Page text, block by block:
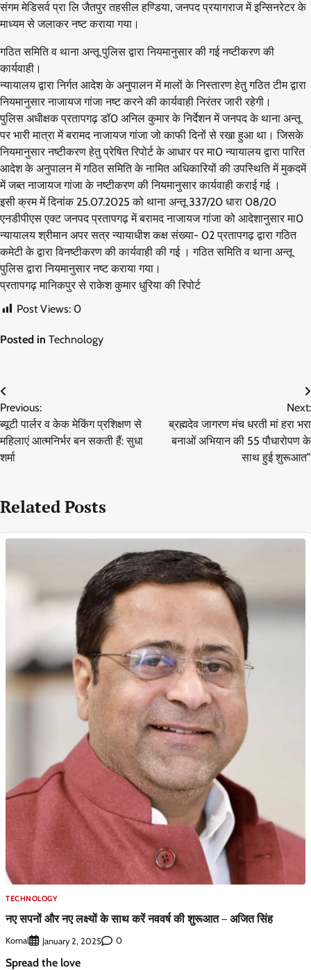
संगम मेडिसर्व प्रा लि जैतपुर तहसील हण्डिया, जनपद प्रयागराज में इन्सिनरेटर के
माध्यम से जलाकर नष्ट कराया गया।
गठित समिति व थाना अन्तू पुलिस द्वारा नियमानुसार की गई नष्टीकरण की
कार्यवाही।
न्यायालय द्वारा निर्गत आदेश के अनुपालन में मालों के निस्तारण हेतु गठित टीम द्वारा
नियमानुसार नाजायज गांजा नष्ट करने की कार्यवाही निरंतर जारी रहेगी।
पुलिस अधीक्षक प्रतापगढ़ डॉ0 अनिल कुमार के निर्देशन में जनपद के थाना अन्तू
पर भारी मात्रा में बरामद नाजायज गांजा जो काफी दिनों से रखा हुआ था। जिसके
नियमानुसार नष्टीकरण हेतु प्रेषित रिपोर्ट के आधार पर मा0 न्यायालय द्वारा पारित
आदेश के अनुपालन में गठित समिति के नामित अधिकारियों की उपस्थिति में मुकदमें
में जब्त नाजायज गांजा के नष्टीकरण की नियमानुसार कार्यवाही कराई गई ।
इसी क्रम में दिनांक 25.07.2025 को थाना अन्तू 337/20 धारा 08/20
एनडीपीएस एक्ट जनपद प्रतापगढ़ में बरामद नाजायज गांजा को आदेशानुसार मा0
न्यायालय श्रीमान अपर सत्र न्यायाधीश कक्ष संख्या- 02 प्रतापगढ़ द्वारा गठित
कमेटी के द्वारा विनष्टीकरण की कार्यवाही की गई । गठित समिति व थाना अन्तू
पुलिस द्वारा नियमानुसार नष्ट कराया गया।
प्रतापगढ़ मानिकपुर से राकेश कुमार धुरिया की रिपोर्ट
Post Views: 0
Posted in Technology
Post
navigation
Previous:
ब्यूटी पार्लर व केक मेकिंग प्रशिक्षण से
महिलाएं आत्मनिर्भर बन सकती हैं: सुधा
शर्मा
Next:
ब्रह्मदेव जागरण मंच धरती मां हरा भरा
बनाओं अभियान की 55 पौधारोपण के
साथ हुई शुरूआत”
Related Posts
TECHNOLOGY
नए सपनों और नए लक्ष्यों के साथ करें नववर्ष की शुरूआत – अजित सिंह
Komal January 2, 2025 0
Spread the love